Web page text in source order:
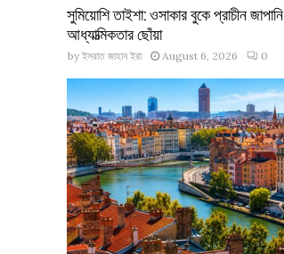
সুমিয়োশি তাইশা: ওসাকার বুকে প্রাচীন জাপানি
আধ্যাত্মিকতার ছোঁয়া
by ইসরাত জাহান ইরা August 6, 2026 0